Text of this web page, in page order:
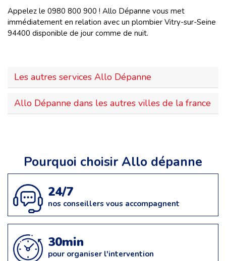
Appelez le 0980 800 900 ! Allo Dépanne vous met
immédiatement en relation avec un plombier Vitry-sur-Seine
94400 disponible de jour comme de nuit.
Les autres services Allo Dépanne
Allo Dépanne dans les autres villes de la france
Pourquoi choisir Allo dépanne
24/7
nos conseillers vous accompagnent
30min
pour organiser l'intervention